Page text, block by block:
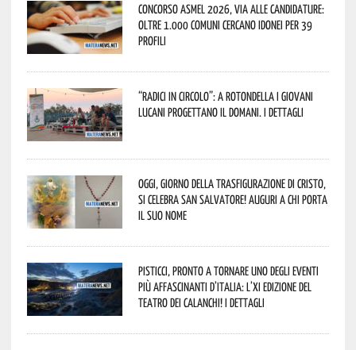
Concorso Asmel 2026, via alle candidature:
oltre 1.000 Comuni cercano idonei per 39
profili
“Radici in Circolo”: a Rotondella i giovani
lucani progettano il domani. I dettagli
Oggi, giorno della Trasfigurazione di Cristo,
si celebra San Salvatore! Auguri a chi porta
il suo nome
Pisticci, pronto a tornare uno degli eventi
più affascinanti d’Italia: l’XI edizione del
Teatro dei Calanchi! I dettagli